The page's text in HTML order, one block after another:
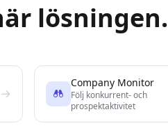
lösningen.
Company Monitor
Följ konkurrent- och
prospektaktivitet